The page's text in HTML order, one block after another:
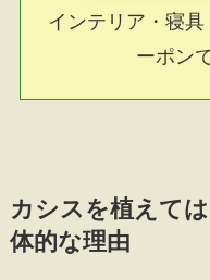
インテリア・寝
ーポン
カシスを植えて
体的な理由